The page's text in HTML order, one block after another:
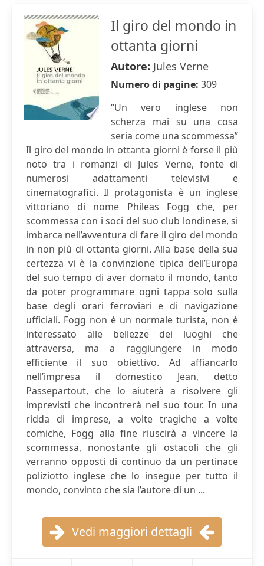
Il giro del mondo in
ottanta giorni
Autore: Jules Verne
Numero di pagine: 309
“Un vero inglese non
scherza mai su una cosa
seria come una scommessa”
Il giro del mondo in ottanta giorni è forse il più
noto tra i romanzi di Jules Verne, fonte di
numerosi adattamenti televisivi e
cinematografici. Il protagonista è un inglese
vittoriano di nome Phileas Fogg che, per
scommessa con i soci del suo club londinese, si
imbarca nell’avventura di fare il giro del mondo
in non più di ottanta giorni. Alla base della sua
certezza vi è la convinzione tipica dell’Europa
del suo tempo di aver domato il mondo, tanto
da poter programmare ogni tappa solo sulla
base degli orari ferroviari e di navigazione
ufficiali. Fogg non è un normale turista, non è
interessato alle bellezze dei luoghi che
attraversa, ma a raggiungere in modo
efficiente il suo obiettivo. Ad affiancarlo
nell’impresa il domestico Jean, detto
Passepartout, che lo aiuterà a risolvere gli
imprevisti che incontrerà nel suo tour. In una
ridda di imprese, a volte tragiche a volte
comiche, Fogg alla fine riuscirà a vincere la
scommessa, nonostante gli ostacoli che gli
verranno opposti di continuo da un pertinace
poliziotto inglese che lo insegue per tutto il
mondo, convinto che sia l’autore di un ...
Vedi maggiori dettagli